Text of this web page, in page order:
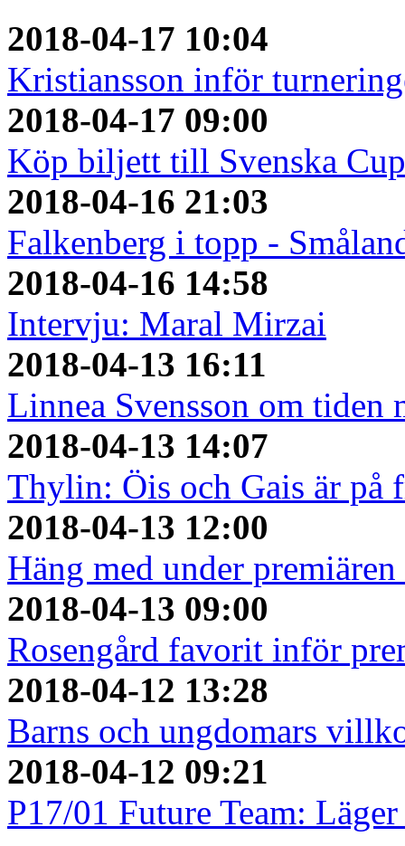
2018-04-17 10:04
Kristiansson inför
2018-04-17 09:00
Köp biljett till Svenska
2018-04-16 21:03
Falkenberg i topp -
2018-04-16 14:58
Intervju: Maral Mirzai
2018-04-13 16:11
Linnea Svensson om tiden
2018-04-13 14:07
Thylin: Öis och Gais är på
2018-04-13 12:00
Häng med under
2018-04-13 09:00
Rosengård favorit inför
2018-04-12 13:28
Barns och ungdomars
2018-04-12 09:21
P17/01 Future Team: